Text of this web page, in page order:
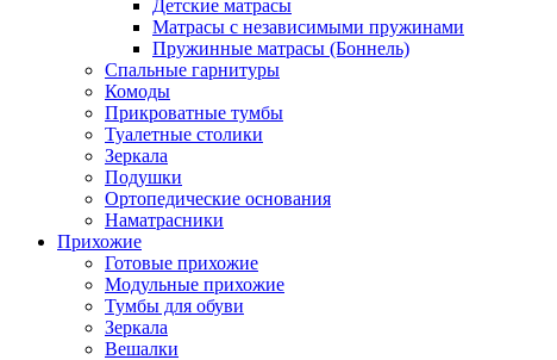
Детские матрасы
Матрасы с независимыми пружинами
Пружинные матрасы (Боннель)
Спальные гарнитуры
Комоды
Прикроватные тумбы
Туалетные столики
Зеркала
Подушки
Ортопедические основания
Наматрасники
Прихожие
Готовые прихожие
Модульные прихожие
Тумбы для обуви
Зеркала
Вешалки